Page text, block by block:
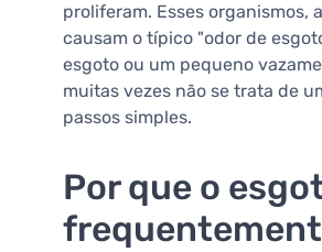
proliferam. Esses organismos,
causam o típico "odor de
esgoto ou um pequeno
muitas vezes não se trata de
passos simples.
Por que o